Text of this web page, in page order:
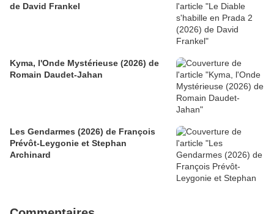
de David Frankel
Kyma, l'Onde Mystérieuse (2026) de
Romain Daudet-Jahan
Les Gendarmes (2026) de François
Prévôt-Leygonie et Stephan
Archinard